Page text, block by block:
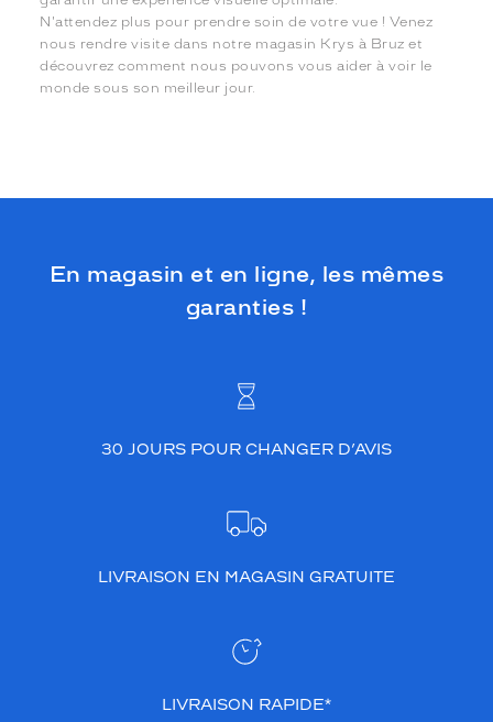
N'attendez plus pour prendre soin de votre vue ! Venez
nous rendre visite dans notre magasin Krys à Bruz et
découvrez comment nous pouvons vous aider à voir le
monde sous son meilleur jour.
En magasin et en ligne, les mêmes
garanties !
30 JOURS POUR CHANGER D’AVIS
LIVRAISON EN MAGASIN GRATUITE
LIVRAISON RAPIDE*